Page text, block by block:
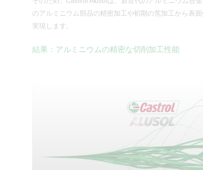
のアルミニウム部品の精密加工や初期の荒加工から表
実現します。
結果：アルミニウムの精密な切削加工性能